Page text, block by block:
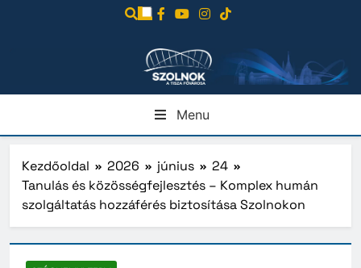
Menu
Kezdőoldal 2026 június
24
Tanulás és közösségfejlesztés – Komplex humán
szolgáltatás hozzáférés biztosítása Szolnokon